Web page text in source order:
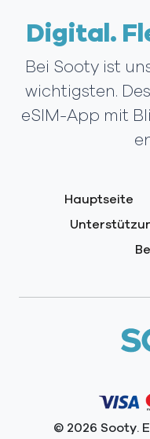
Digital.
Bei Sooty ist
wichtigsten.
eSIM-App mit
Hauptseite
© 2026 Sooty.